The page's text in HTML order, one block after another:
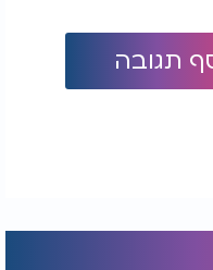
תגובה